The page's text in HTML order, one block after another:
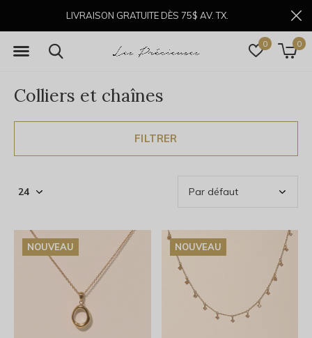
0 0
LIVRAISON GRATUITE DÈS 75$ AV. TX.
Colliers et chaînes
FILTRER
NOUVEAU NOUVEAU